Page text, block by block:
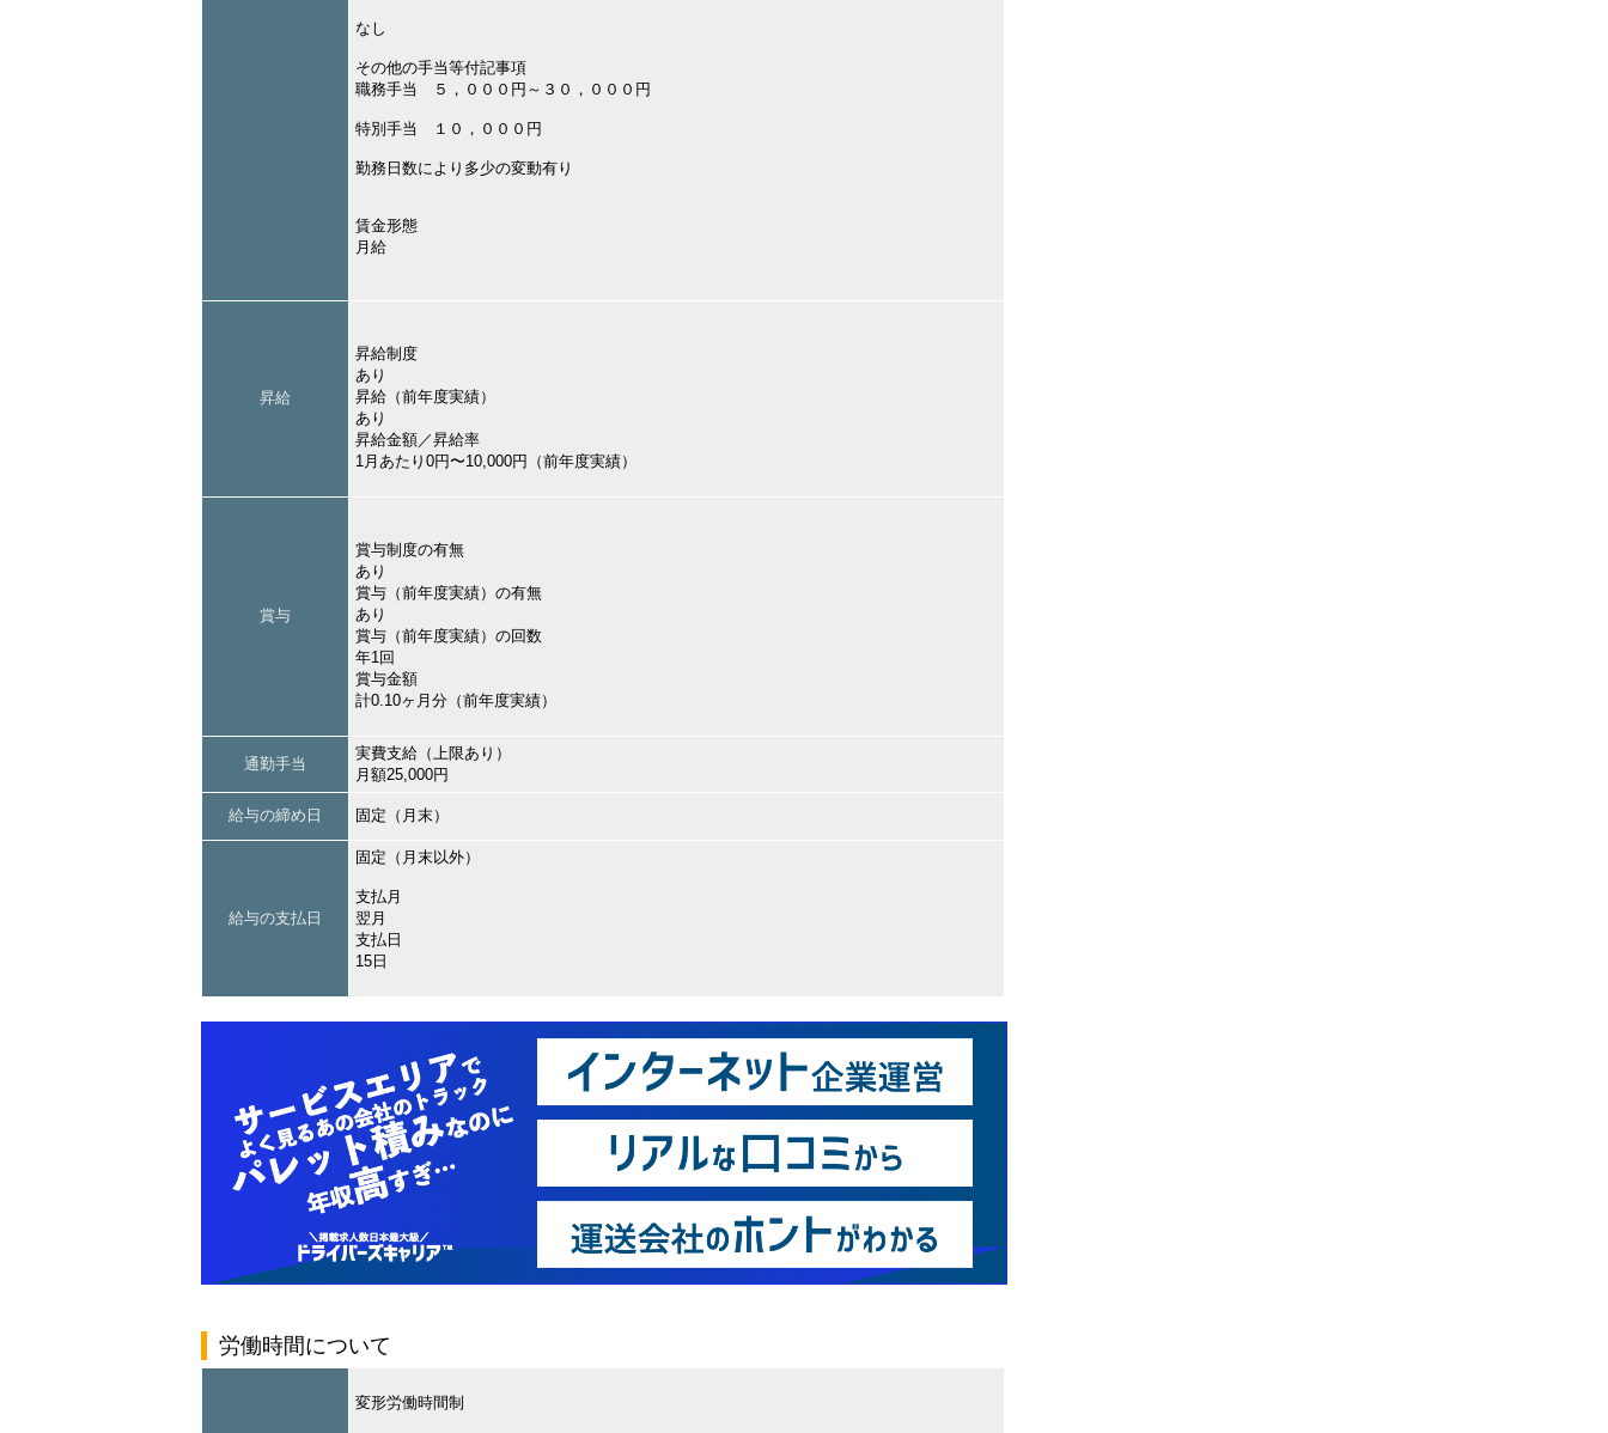
なし
その他の手当等付記事項
職務手当 ５，０００円～３０，０００円
特別手当 １０，０００円
勤務日数により多少の変動有り
賃金形態
月給
昇給
昇給制度
あり
昇給（前年度実績）
あり
昇給金額／昇給率
1月あたり0円〜10,000円（前年度実績）
賞与
賞与制度の有無
あり
賞与（前年度実績）の有無
あり
賞与（前年度実績）の回数
年1回
賞与金額
計0.10ヶ月分（前年度実績）
通勤手当
実費支給（上限あり）
月額25,000円
給与の締め日 固定（月末）
給与の支払日
固定（月末以外）
支払月
翌月
支払日
15日
労働時間について
変形労働時間制